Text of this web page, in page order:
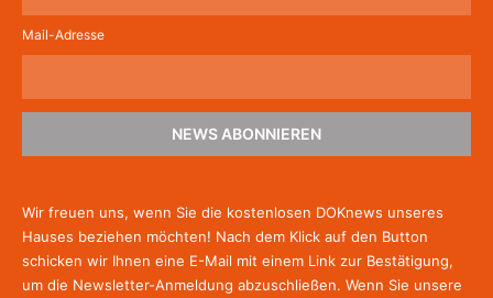
Mail-Adresse
NEWS ABONNIEREN
Wir freuen uns, wenn Sie die kostenlosen DOKnews unseres
Hauses beziehen möchten! Nach dem Klick auf den Button
schicken wir Ihnen eine E-Mail mit einem Link zur Bestätigung,
um die Newsletter-Anmeldung abzuschließen. Wenn Sie unsere